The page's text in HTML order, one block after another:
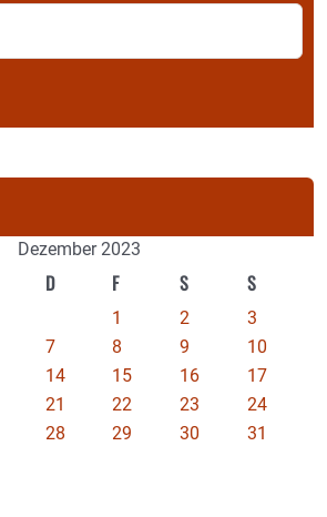
Dezember 2023
D F S S
1 2
3
7 8 9
10
14 15 16
17
21 22 23
24
28 29 30
31